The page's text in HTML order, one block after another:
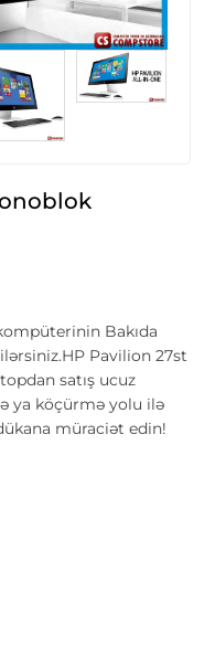
Bakıda
Pavilion 27st
satış ucuz
ya köçürmə yolu ilə
müraciət edin!